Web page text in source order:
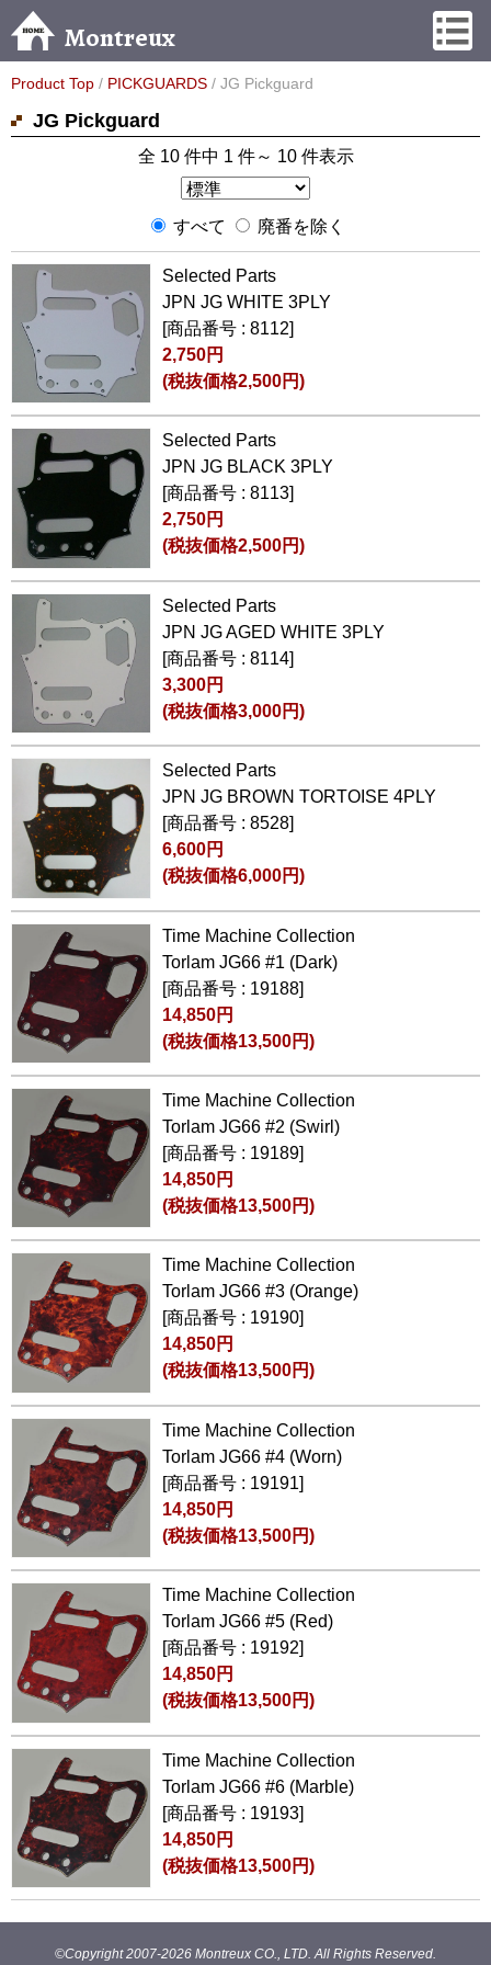
Montreux
Product Top / PICKGUARDS / JG Pickguard
JG Pickguard
全 10 件中 1 件～ 10 件表示
すべて 廃番を除く
Selected Parts
JPN JG WHITE 3PLY
[商品番号 : 8112]
2,750円
(税抜価格2,500円)
Selected Parts
JPN JG BLACK 3PLY
[商品番号 : 8113]
2,750円
(税抜価格2,500円)
Selected Parts
JPN JG AGED WHITE 3PLY
[商品番号 : 8114]
3,300円
(税抜価格3,000円)
Selected Parts
JPN JG BROWN TORTOISE 4PLY
[商品番号 : 8528]
6,600円
(税抜価格6,000円)
Time Machine Collection
Torlam JG66 #1 (Dark)
[商品番号 : 19188]
14,850円
(税抜価格13,500円)
Time Machine Collection
Torlam JG66 #2 (Swirl)
[商品番号 : 19189]
14,850円
(税抜価格13,500円)
Time Machine Collection
Torlam JG66 #3 (Orange)
[商品番号 : 19190]
14,850円
(税抜価格13,500円)
Time Machine Collection
Torlam JG66 #4 (Worn)
[商品番号 : 19191]
14,850円
(税抜価格13,500円)
Time Machine Collection
Torlam JG66 #5 (Red)
[商品番号 : 19192]
14,850円
(税抜価格13,500円)
Time Machine Collection
Torlam JG66 #6 (Marble)
[商品番号 : 19193]
14,850円
(税抜価格13,500円)
©Copyright 2007-2026 Montreux CO., LTD. All Rights Reserved.